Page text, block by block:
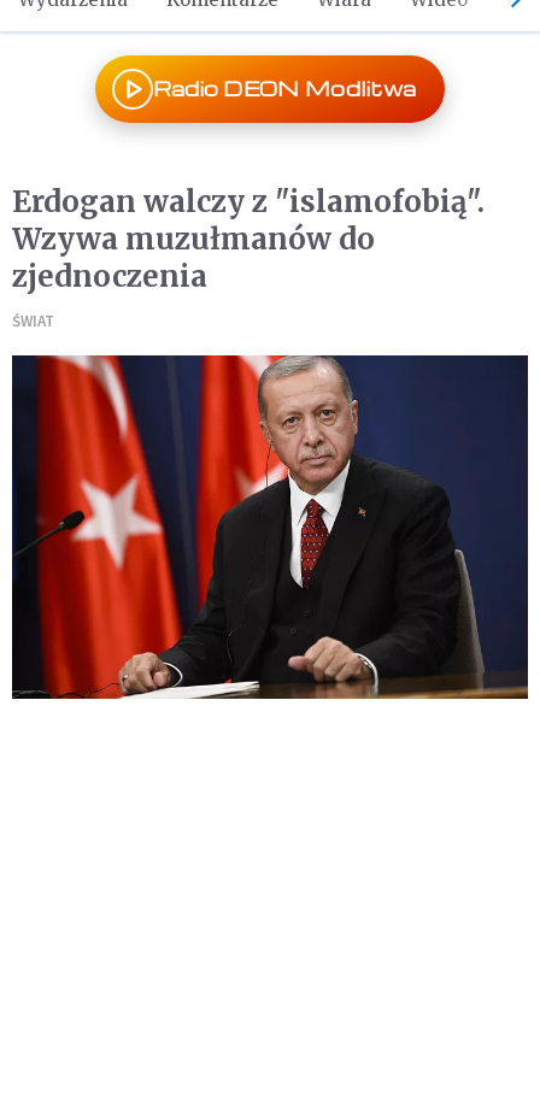
Radio DEON Modlitwa
Erdogan walczy z "islamofobią".
Wzywa muzułmanów do
zjednoczenia
ŚWIAT